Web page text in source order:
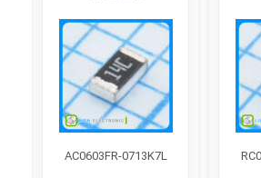
AC0603FR-0713K7L